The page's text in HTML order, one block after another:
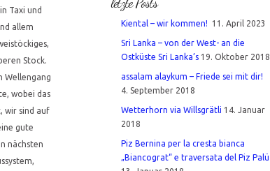
Taxi und
allem
Stock.
Wellengang
wobei das
wir sind auf
gute
nächsten
Kiental – wir kommen! 11. April 2023
Sri Lanka – von der West- an die
Ostküste Sri Lanka’s 19. Oktober 2018
assalam alaykum – Friede sei mit dir!
4. September 2018
Wetterhorn via Willsgrätli 14. Januar
2018
Piz Bernina per la cresta bianca
„Biancograt“ e traversata del Piz Palü